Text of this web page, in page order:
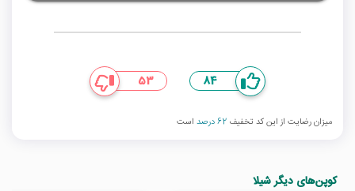
84
53
میزان رضایت از این کد تخفیف 62 درصد است
کوپن‌های دیگر شیلا